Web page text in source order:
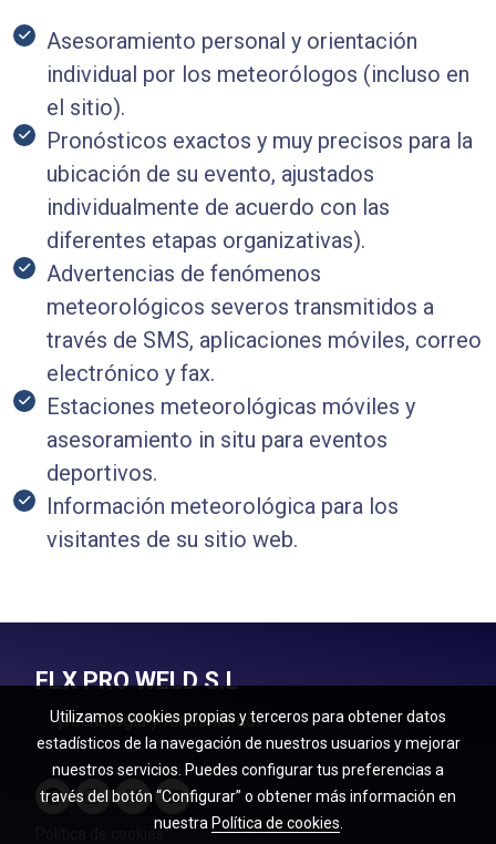
Asesoramiento personal y orientación
individual por los meteorólogos (incluso en
el sitio).
Pronósticos exactos y muy precisos para la
ubicación de su evento, ajustados
individualmente de acuerdo con las
diferentes etapas organizativas).
Advertencias de fenómenos
meteorológicos severos transmitidos a
través de SMS, aplicaciones móviles, correo
electrónico y fax.
Estaciones meteorológicas móviles y
asesoramiento in situ para eventos
deportivos.
Información meteorológica para los
visitantes de su sitio web.
FLX PRO WELD S.L
¡Tecnologia y rendimiento!
Política de cookies
Utilizamos cookies propias y terceros para obtener datos
estadísticos de la navegación de nuestros usuarios y mejorar
nuestros servicios. Puedes configurar tus preferencias a
través del botón “Configurar” o obtener más información en
nuestra Política de cookies